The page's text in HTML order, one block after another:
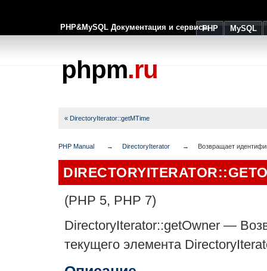
PHP&MySQL Документация и сервисыPHP MySQL
phpm.ru
« DirectoryIterator::getMTime
PHP Manual DirectoryIterator Возвращает
(PHP 5, PHP 7)
DirectoryIterator::getOwner —
текущего элемента